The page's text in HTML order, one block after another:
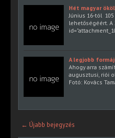
Hét magyar
Június 16-tól
lehetőségéért.
A legjobb
Ahogy arra
augusztusi, riói
Fotó: Kovács
← Újabb bejegyzés